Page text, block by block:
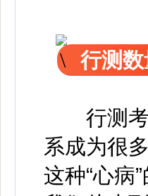
行测
行测考
系成为很
这种“心病